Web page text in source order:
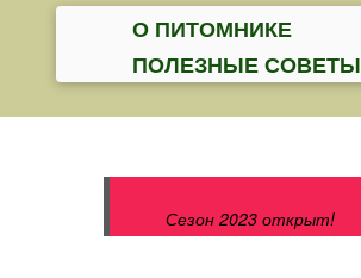
О ПИТОМНИКЕ
ПОЛЕЗНЫЕ СОВЕТЫ
Сезон 2023 открыт!